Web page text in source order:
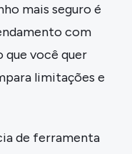
mais seguro é
com
que você quer
limitações e
de ferramenta